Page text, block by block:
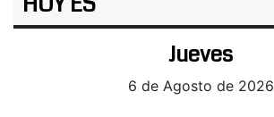
Jueves
6 de Agosto de 2026